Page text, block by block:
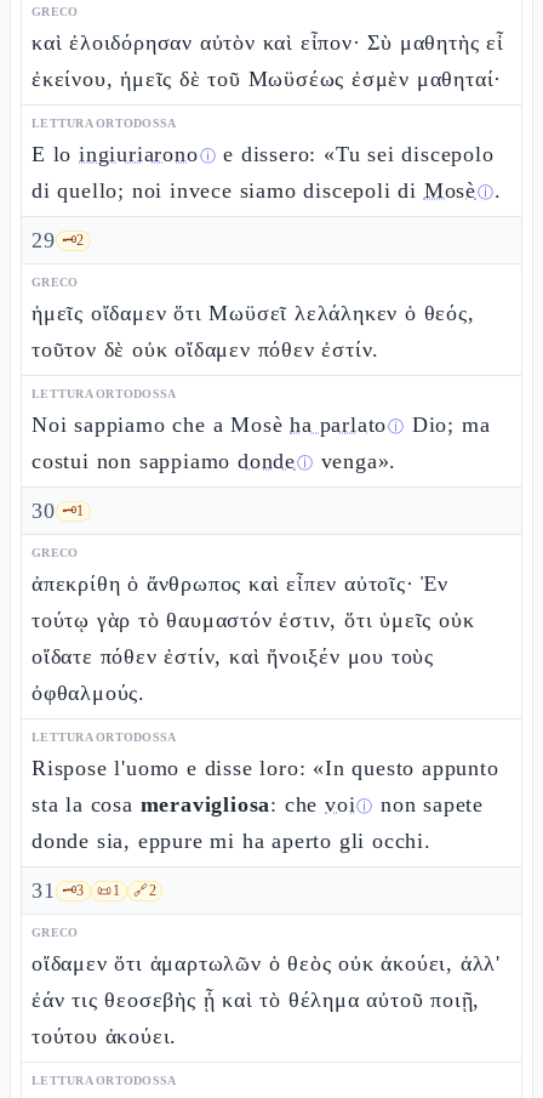
GRECO
καὶ ἐλοιδόρησαν αὐτὸν καὶ εἶπον· Σὺ μαθητὴς εἶ
ἐκείνου, ἡμεῖς δὲ τοῦ Μωϋσέως ἐσμὲν μαθηταί·
LETTURA ORTODOSSA
E lo ingiuriaronoⓘ e dissero: «Tu sei discepolo
di quello; noi invece siamo discepoli di Mosèⓘ.
29 🗝️2
GRECO
ἡμεῖς οἴδαμεν ὅτι Μωϋσεῖ λελάληκεν ὁ θεός,
τοῦτον δὲ οὐκ οἴδαμεν πόθεν ἐστίν.
LETTURA ORTODOSSA
Noi sappiamo che a Mosèha parlatoⓘ Dio; ma
costui non sappiamodondeⓘ venga».
30 🗝️1
GRECO
ἀπεκρίθη ὁ ἄνθρωπος καὶ εἶπεν αὐτοῖς· Ἐν
τούτῳ γὰρ τὸ θαυμαστόν ἐστιν, ὅτι ὑμεῖς οὐκ
οἴδατε πόθεν ἐστίν, καὶ ἤνοιξέν μου τοὺς
ὀφθαλμούς.
LETTURA ORTODOSSA
Rispose l'uomo e disse loro: «In questo appunto
sta la cosa meravigliosa: chevoiⓘ non sapete
donde sia, eppure mi ha aperto gli occhi.
31 🗝️3 📜1 🔗2
GRECO
οἴδαμεν ὅτι ἁμαρτωλῶν ὁ θεὸς οὐκ ἀκούει, ἀλλ'
ἐάν τις θεοσεβὴς ᾖ καὶ τὸ θέλημα αὐτοῦ ποιῇ,
τούτου ἀκούει.
LETTURA ORTODOSSA